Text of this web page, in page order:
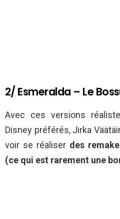
2/ Esmeralda – Le
Avec ces versions
Disney préférés, Jirka
voir se réaliser des
(ce qui est rarement une